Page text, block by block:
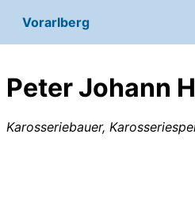
Vorarlberg
Peter Johann
Karosseriebauer,